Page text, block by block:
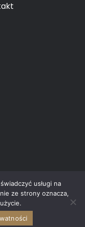
usługi na
ze strony oznacza,